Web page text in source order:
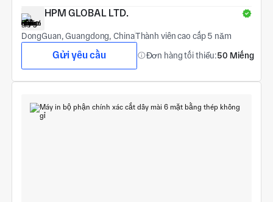
HPM GLOBAL LTD.
DongGuan, Guangdong, ChinaThành viên cao cấp 5 năm
Gửi yêu cầu Đơn hàng tối thiểu:50 Miếng